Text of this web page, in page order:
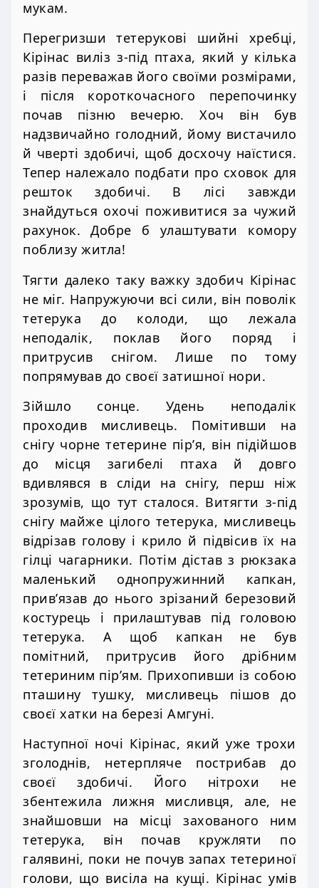
мукам.
Перегризши тетерукові шийні хребці,
Кірінас виліз з-під птаха, який у кілька
разів переважав його своїми розмірами,
і після короткочасного перепочинку
почав пізню вечерю. Хоч він був
надзвичайно голодний, йому вистачило
й чверті здобичі, щоб досхочу наїстися.
Тепер належало подбати про сховок для
решток здобичі. В лісі завжди
знайдуться охочі поживитися за чужий
рахунок. Добре б улаштувати комору
поблизу житла!
Тягти далеко таку важку здобич Кірінас
не міг. Напружуючи всі сили, він поволік
тетерука до колоди, що лежала
неподалік, поклав його поряд і
притрусив снігом. Лише по тому
попрямував до своєї затишної нори.
Зійшло сонце. Удень неподалік
проходив мисливець. Помітивши на
снігу чорне тетерине пір’я, він підійшов
до місця загибелі птаха й довго
вдивлявся в сліди на снігу, перш ніж
зрозумів, що тут сталося. Витягти з-під
снігу майже цілого тетерука, мисливець
відрізав голову і крило й підвісив їх на
гілці чагарники. Потім дістав з рюкзака
маленький однопружинний капкан,
прив’язав до нього зрізаний березовий
костурець і прилаштував під головою
тетерука. А щоб капкан не був
помітний, притрусив його дрібним
тетериним пір’ям. Прихопивши із собою
пташину тушку, мисливець пішов до
своєї хатки на березі Амгуні.
Наступної ночі Кірінас, який уже трохи
зголоднів, нетерпляче пострибав до
своєї здобичі. Його нітрохи не
збентежила лижня мисливця, але, не
знайшовши на місці захованого ним
тетерука, він почав кружляти по
галявині, поки не почув запах тетериної
голови, що висіла на кущі. Кірінас умів